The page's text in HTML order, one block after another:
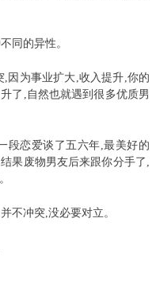
同的异性。
因为事业扩大,收入提升,你的
了,自然也就遇到很多优质男
段恋爱谈了五六年,最美好的
果废物男友后来跟你分手了,
不冲突,没必要对立。